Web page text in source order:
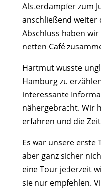
Alsterdampfer zum
anschließend weiter
Abschluss haben
netten Café
Hartmut wusste
Hamburg zu
interessante
nähergebracht. Wir
erfahren und die
Es war unsere erste
aber ganz sicher
eine Tour jederzeit
sie nur empfehlen.